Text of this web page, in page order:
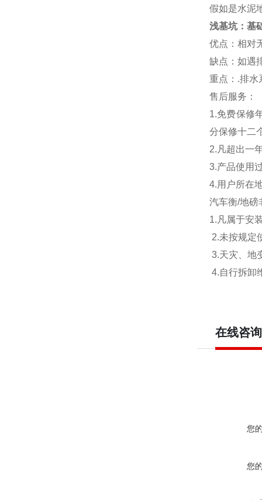
假如是水泥
浅基坑：基
优点：相对
缺点：如遇
重点： .排水
售后服务：
1.免费保修
分保修十二
2. 凡超出一
3.产品使用
4.用户所在
汽车衡/地磅
1. 凡属于安
2.未按规定
3.天灾、地
4.自行拆卸
在线咨询
您
您